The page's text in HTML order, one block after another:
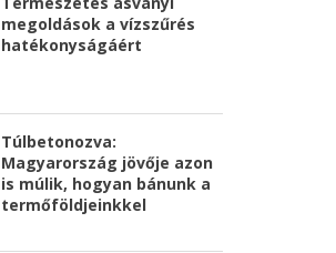
megoldások a vízszűrés
hatékonyságáért
Túlbetonozva:
Magyarország jövője azon
is múlik, hogyan bánunk a
termőföldjeinkkel